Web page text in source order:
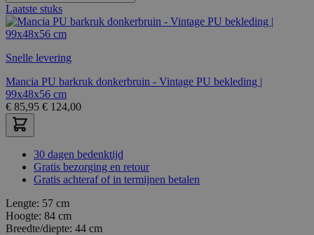
Laatste stuks
Snelle levering
Mancia PU barkruk donkerbruin - Vintage PU bekleding |
99x48x56 cm
€ 85,95 € 124,00
30 dagen bedenktijd
Gratis bezorging en retour
Gratis achteraf of in termijnen betalen
Lengte: 57 cm
Hoogte: 84 cm
Breedte/diepte: 44 cm